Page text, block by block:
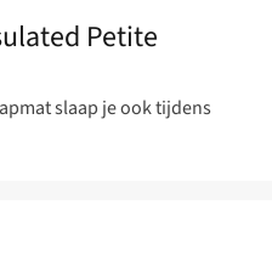
Petite
slaap je ook tijdens